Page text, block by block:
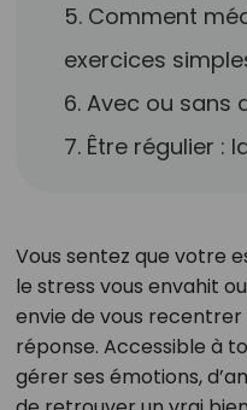
5. Comment
exercices
6. Avec ou sans
7. Être régulier :
Vous sentez que votre
le stress vous envahit
envie de vous
réponse. Accessible à
gérer ses émotions,